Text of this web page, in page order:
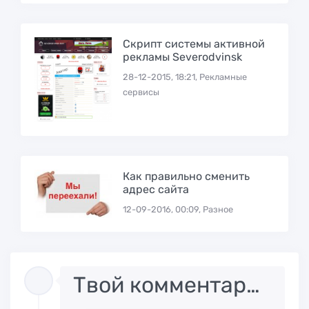
Скрипт системы активной
рекламы Severodvinsk
28-12-2015, 18:21, Рекламные
сервисы
Как правильно сменить
адрес сайта
12-09-2016, 00:09, Разное
Твой комментарий..